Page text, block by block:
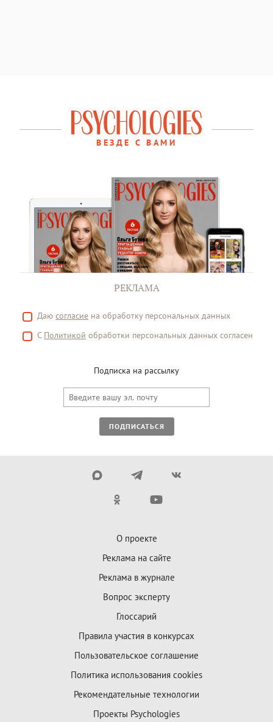
ВЕЗДЕ С ВАМИ
РЕКЛАМА
Даю согласие на обработку персональных данных
С Политикой обработки персональных данных согласен
Подписка на рассылку
ПОДПИСАТЬСЯ
О проекте
Реклама на сайте
Реклама в журнале
Вопрос эксперту
Глоссарий
Правила участия в конкурсах
Пользовательское соглашение
Политика использования cookies
Рекомендательные технологии
Проекты Psychologies